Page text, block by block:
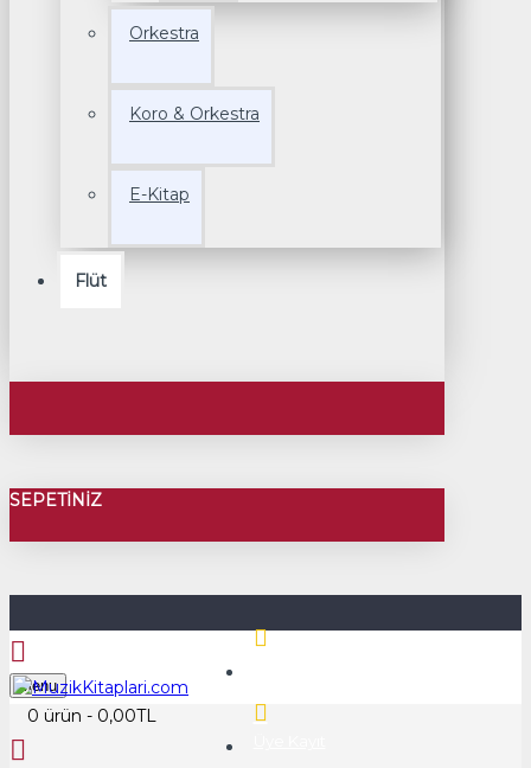
Orkestra
Koro & Orkestra
E-Kitap
Flüt
SEPETINIZ
Menu
0 ürün - 0,00TL